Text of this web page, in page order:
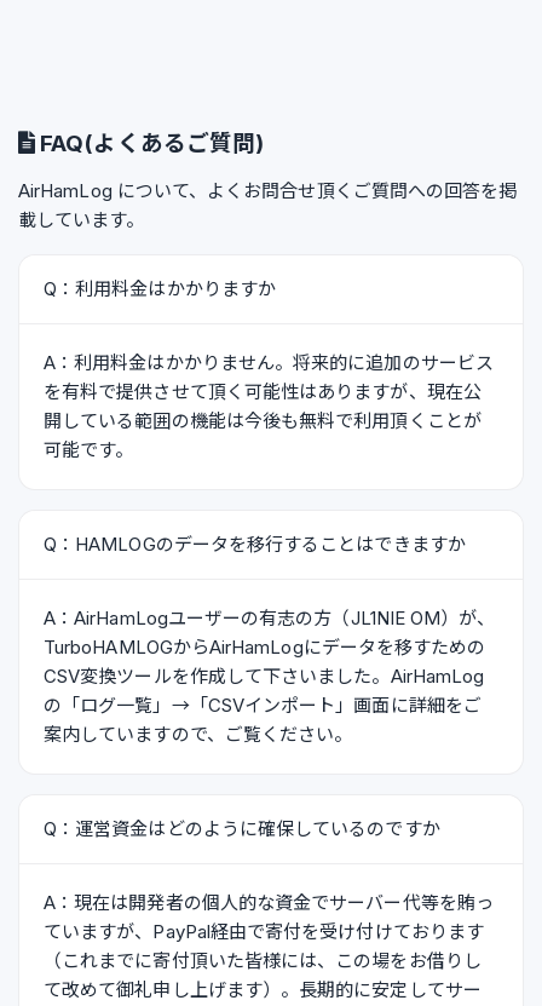
FAQ(よくあるご質問)
AirHamLog について、よくお問合せ頂くご質問への回答を掲
載しています。
Q：利用料金はかかりますか
A：利用料金はかかりません。将来的に追加のサービス
を有料で提供させて頂く可能性はありますが、現在公
開している範囲の機能は今後も無料で利用頂くことが
可能です。
Q：HAMLOGのデータを移行することはできますか
A：AirHamLogユーザーの有志の方（JL1NIE OM）が、
TurboHAMLOGからAirHamLogにデータを移すための
CSV変換ツールを作成して下さいました。AirHamLog
の「ログ一覧」→「CSVインポート」画面に詳細をご
案内していますので、ご覧ください。
Q：運営資金はどのように確保しているのですか
A：現在は開発者の個人的な資金でサーバー代等を賄っ
ていますが、PayPal経由で寄付を受け付けております
（これまでに寄付頂いた皆様には、この場をお借りし
て改めて御礼申し上げます）。長期的に安定してサー